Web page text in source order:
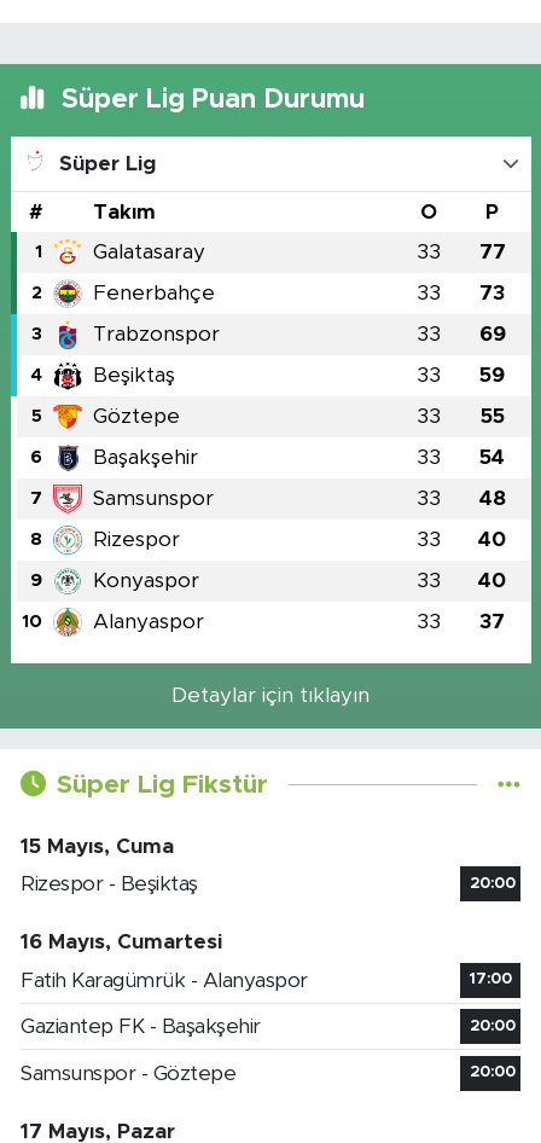
Süper Lig Puan Durumu
Süper Lig
# Takım O P
1 Galatasaray 33 77
2 Fenerbahçe 33 73
3 Trabzonspor 33 69
4 Beşiktaş 33 59
5 Göztepe 33 55
6 Başakşehir 33 54
7 Samsunspor 33 48
8 Rizespor 33 40
9 Konyaspor 33 40
10 Alanyaspor 33 37
Detaylar için tıklayın
Süper Lig Fikstür
15 Mayıs, Cuma
Rizespor - Beşiktaş
20:00
16 Mayıs, Cumartesi
Fatih Karagümrük - Alanyaspor
17:00
Gaziantep FK - Başakşehir 20:00
Samsunspor - Göztepe 20:00
17 Mayıs, Pazar